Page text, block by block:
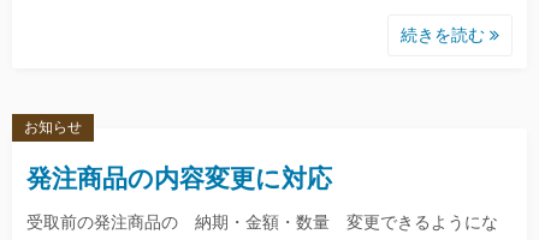
続きを読む
発注商品の内容変更に対応
受取前の発注商品の 納期・金額・数量 変更できるようにな
お知らせ